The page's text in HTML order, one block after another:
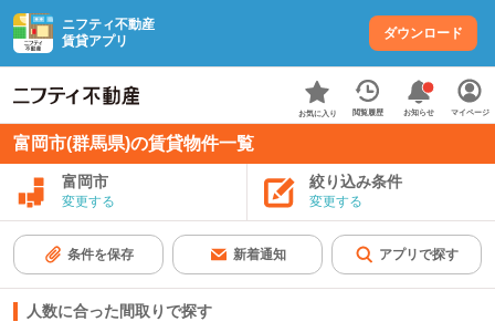
ニフティ不動産
賃貸アプリ
ダウンロード
お気に入り 閲覧履歴 お知らせ マイページ
富岡市(群馬県)の賃貸物件一覧
富岡市
変更する
絞り込み条件
変更する
条件を保存 新着通知 アプリで探す
人数に合った間取りで探す